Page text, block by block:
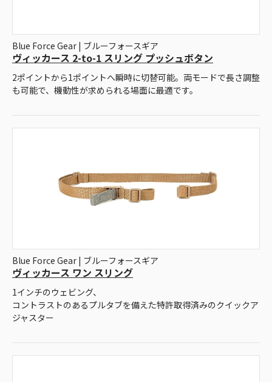
Blue Force Gear | ブルーフォースギア
ヴィッカース 2-to-1 スリング プッシュボタン
2ポイントから1ポイントへ瞬時に切替可能。両モードで長さ調整
も可能で、機動性が求められる場面に最適です。
Blue Force Gear | ブルーフォースギア
ヴィッカース ワン スリング
1インチのウェビング、
コントラストのあるプルタブを備えた特許取得済みのクイックア
ジャスター